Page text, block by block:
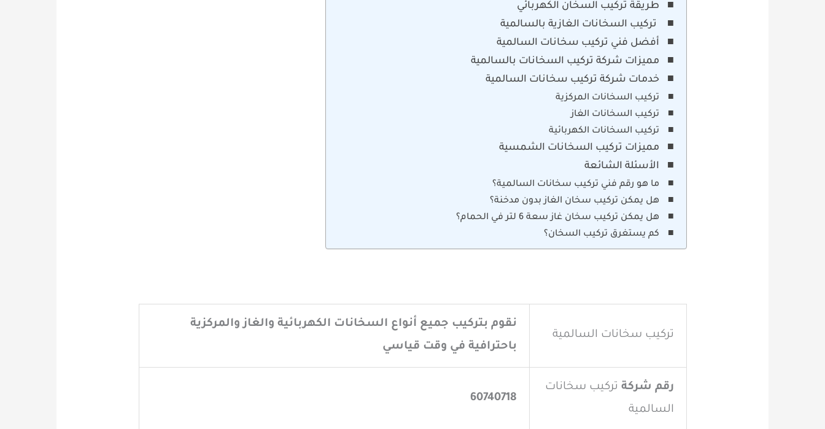
طريقة تركيب السخان الكهربائي
تركيب السخانات الغازية بالسالمية
أفضل فني تركيب سخانات السالمية
مميزات شركة تركيب السخانات بالسالمية
خدمات شركة تركيب سخانات السالمية
تركيب السخانات المركزية
تركيب السخانات الغاز
تركيب السخانات الكهربائية
مميزات تركيب السخانات الشمسية
الأسئلة الشائعة
ما هو رقم فني تركيب سخانات السالمية؟
هل يمكن تركيب سخان الغاز بدون مدخنة؟
هل يمكن تركيب سخان غاز سعة 6 لتر في الحمام؟
كم يستغرق تركيب السخان؟
تركيب سخانات السالمية
نقوم بتركيب جميع أنواع السخانات الكهربائية والغاز والمركزية
باحترافية في وقت قياسي
رقم شركة تركيب سخانات
السالمية
60740718